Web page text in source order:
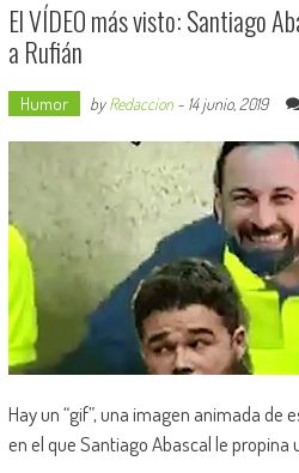
El VÍDEO más visto: Santiago
a Rufián
Humor byRedaccion- 14 junio, 2019
Hay un “gif”, una imagen animada de
en el que Santiago Abascal le propina